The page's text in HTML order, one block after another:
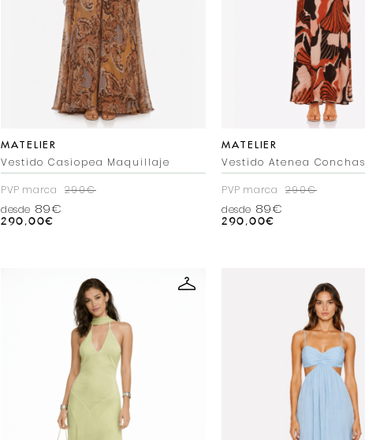
MATELIER
Vestido Casiopea Maquillaje
PVP marca
290€
desde 89€
290,00€
MATELIER
Vestido Atenea Conchas
PVP marca
290€
desde 89€
290,00€